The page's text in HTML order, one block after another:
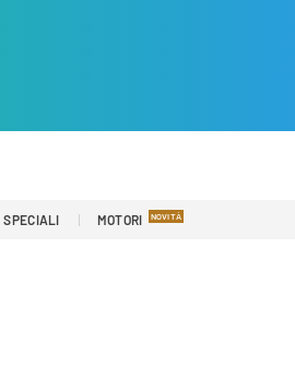
SPECIALI MOTORI